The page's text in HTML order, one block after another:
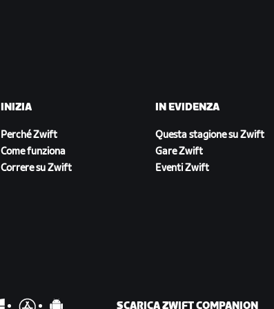
INIZIA
Perché Zwift
Come funziona
Correre su Zwift
IN EVIDENZA
Questa stagione su Zwift
Gare Zwift
Eventi Zwift
SCARICA ZWIFT COMPANION